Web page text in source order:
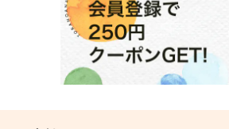
新・苺大福事件簿
斉木文庫
円（税込）
ヴェイン×パーシヴァル
サンプル 作品詳細